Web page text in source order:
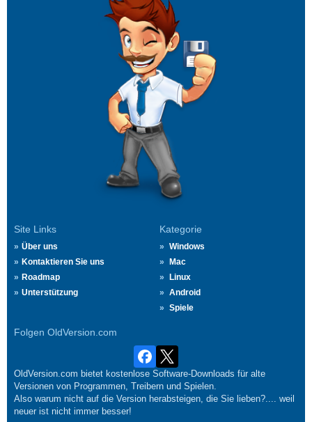
Site Links
Über uns
Kontaktieren Sie uns
Roadmap
Unterstützung
Kategorie
Windows
Mac
Linux
Android
Spiele
Folgen OldVersion.com
OldVersion.com bietet kostenlose Software-Downloads für alte
Versionen von Programmen, Treibern und Spielen.
Also warum nicht auf die Version herabsteigen, die Sie lieben?.... weil
neuer ist nicht immer besser!